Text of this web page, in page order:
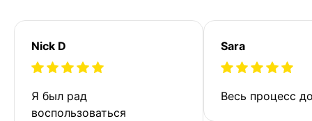
Nick D
Я был рад
воспользоваться
Sara
Весь процесс